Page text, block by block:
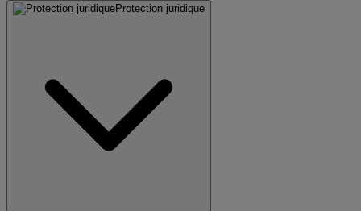
Protection juridique